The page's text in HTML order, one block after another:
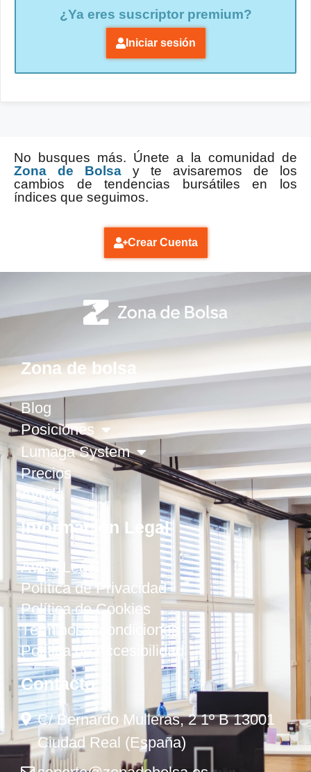
¿Ya eres suscriptor premium?
Iniciar sesión
No busques más. Únete a la comunidad de
Zona de Bolsa y te avisaremos de los
cambios de tendencias bursátiles en los
índices que seguimos.
Crear Cuenta
Zona de bolsa
Blog
Posiciones
Lumaga System
Precios
Ayuda
Información Legal
Aviso Legal
Política de Privacidad
Política de Cookies
Términos y condiciones
Política de Accesibilidad
Contacto
C/ Bernardo Mulleras, 2 1º B 13001
Ciudad Real (España)